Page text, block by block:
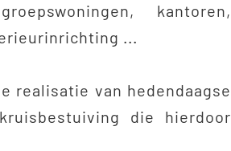
kantoren,
...
realisatie van hedendaagse
die hierdoor